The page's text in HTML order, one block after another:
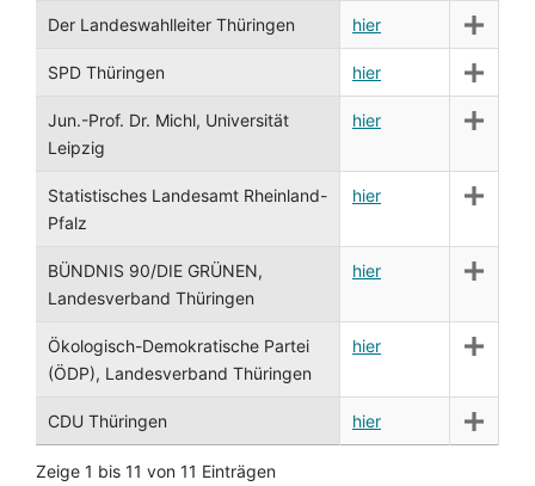
Der Landeswahlleiter Thüringen hier
SPD Thüringen hier
Jun.-Prof. Dr. Michl, Universität
Leipzig
hier
Statistisches Landesamt Rheinland-
Pfalz
hier
BÜNDNIS 90/DIE GRÜNEN,
Landesverband Thüringen
hier
Ökologisch-Demokratische Partei
(ÖDP), Landesverband Thüringen
hier
CDU Thüringen hier
Zeige 1 bis 11 von 11 Einträgen